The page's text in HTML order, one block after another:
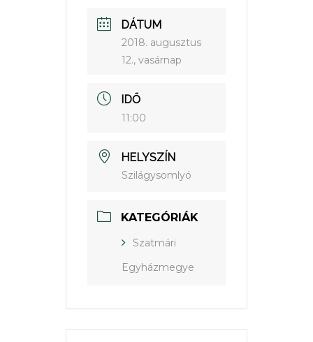
DÁTUM
2018. augusztus
12., vasárnap
IDŐ
11:00
HELYSZÍN
Szilágysomlyó
KATEGÓRIÁK
Szatmári
Egyházmegye